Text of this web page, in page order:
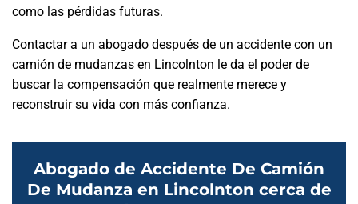
como las pérdidas futuras.
Contactar a un abogado después de un accidente con un
camión de mudanzas en Lincolnton le da el poder de
buscar la compensación que realmente merece y
reconstruir su vida con más confianza.
Abogado de Accidente De Camión
De Mudanza en Lincolnton cerca de